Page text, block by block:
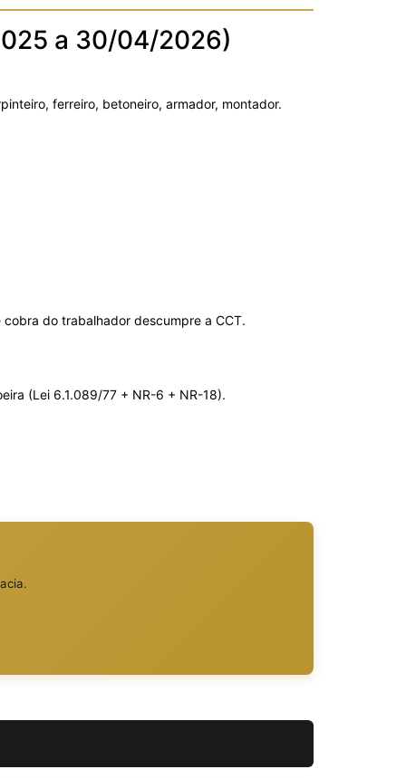
a 30/04/2026)
ferreiro, betoneiro, armador, montador.
do trabalhador descumpre a CCT.
(Lei 6.1.089/77 + NR-6 + NR-18).